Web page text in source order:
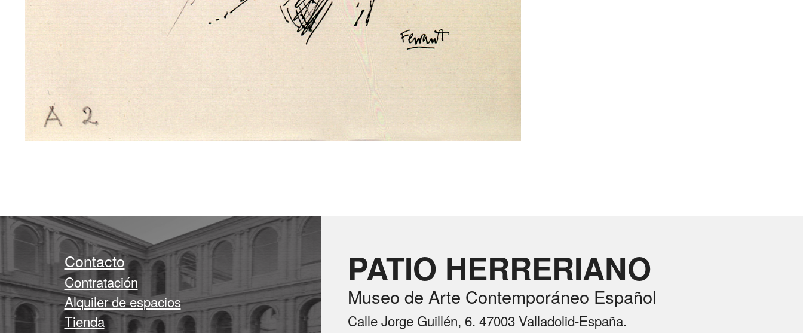
Contacto
Contratación
Alquiler de espacios
Tienda
PATIO HERRERIANO
Museo de Arte Contemporáneo Español
Calle Jorge Guillén, 6. 47003 Valladolid-España.